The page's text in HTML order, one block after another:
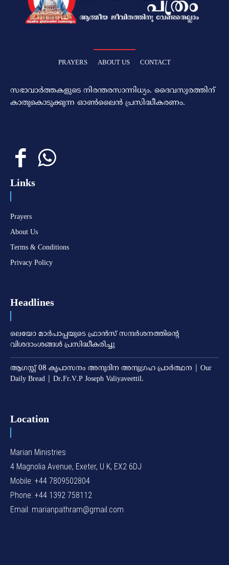
PRAYERS ABOUT US CONTACT
സഭാവാര്‍ത്തകളുടെ നിരന്തരസാന്നിധ്യം. ദൈവസ്വരത്തിന്‌
കാതുകൊടുക്കുന്ന ഓണ്‍ലൈന്‍ പ്രസിദ്ധീകരണം.
Links
Prayers
About Us
Terms & Conditions
Privacy Policy
Headlines
ലെയോ മാര്‍പാപ്പയുടെ ഫ്രാന്‍സ് സന്ദര്‍ശനത്തിന്റെ
വിശദാംശങ്ങള്‍ പ്രസിദ്ധീകരിച്ചു
ആഗസ്റ്റ് 08 കൃപാസനം അനുദിന അനുഗ്രഹ പ്രാർത്ഥന | Our
Daily Bread | Dr.Fr.V.P Joseph Valiyaveettil.
Location
Marian Ministries
4 Magnolia Avenue, Exeter, U K, EX2 6DJ
Mobile: +44 7809502804
Phone: +44 1392 758112
Email: marianpathram@gmail.com